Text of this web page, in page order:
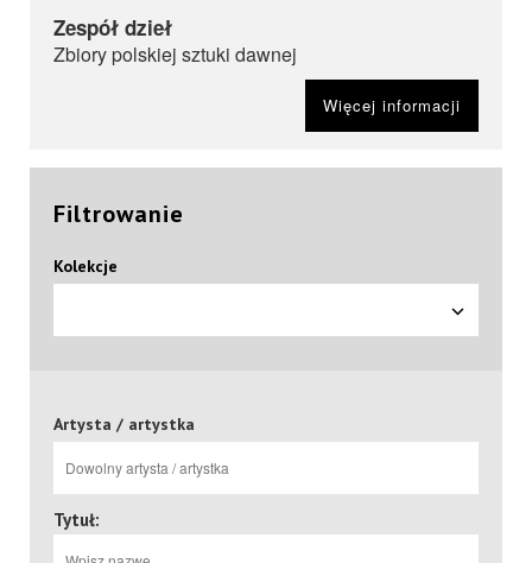
Zespół dzieł
Zbiory polskiej sztuki dawnej
Więcej informacji
Filtrowanie
Kolekcje
Artysta / artystka
Tytuł: